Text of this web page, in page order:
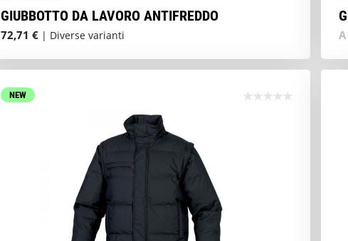
GIUBBOTTO DA LAVORO ANTIFREDDO
72,71 € | Diverse varianti
NEW